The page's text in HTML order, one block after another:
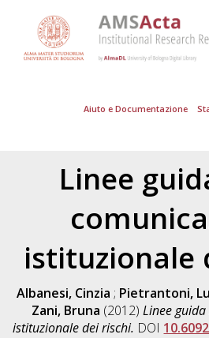
Aiuto e Documentazione
Linee
istituzionale
Albanesi, Cinzia ; Pietrantoni,
Zani, Bruna (2012)Linee
istituzionale dei rischi. DOI